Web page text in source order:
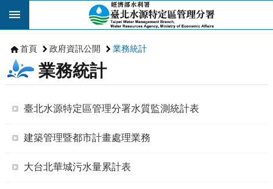
跳到主要內容區塊
首頁 政府資訊公開 業務統計
業務統計
臺北水源特定區管理分署水質監測統計表
建築管理暨都市計畫處理業務
大台北華城污水量累計表